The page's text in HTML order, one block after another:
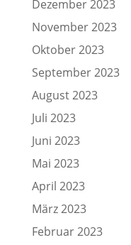
Dezember 2023
November 2023
Oktober 2023
September 2023
August 2023
Juli 2023
Juni 2023
Mai 2023
April 2023
März 2023
Februar 2023